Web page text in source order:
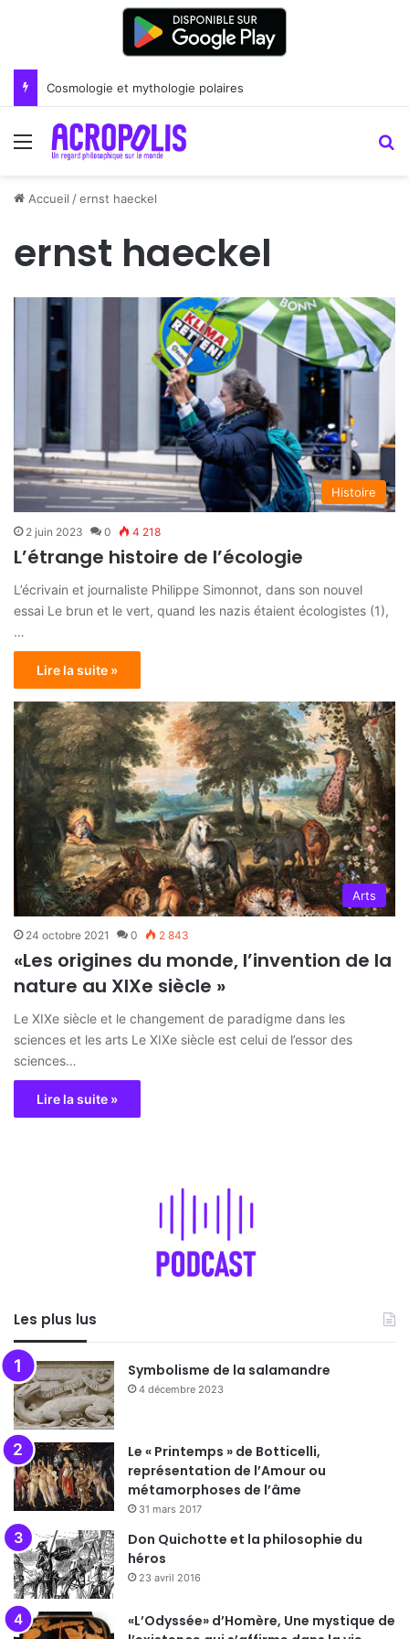
Renoir : la peinture comme un art du lien
Menu
Accueil /ernst haeckel
ernst haeckel
Histoire
2 juin 2023 0 4 218
L’étrange histoire de l’écologie
L’écrivain et journaliste Philippe Simonnot, dans son nouvel
essai Le brun et le vert, quand les nazis étaient écologistes (1),
…
Lire la suite »
Arts
24 octobre 2021 0 2 843
«Les origines du monde, l’invention de la
nature au XIXe siècle »
Le XIXe siècle et le changement de paradigme dans les
sciences et les arts Le XIXe siècle est celui de l’essor des
sciences…
Lire la suite »
Les plus lus
Symbolisme de la salamandre
4 décembre 2023
Le « Printemps » de Botticelli,
représentation de l’Amour ou
métamorphoses de l’âme
31 mars 2017
Don Quichotte et la philosophie du
héros
23 avril 2016
«L’Odyssée» d’Homère, Une mystique de